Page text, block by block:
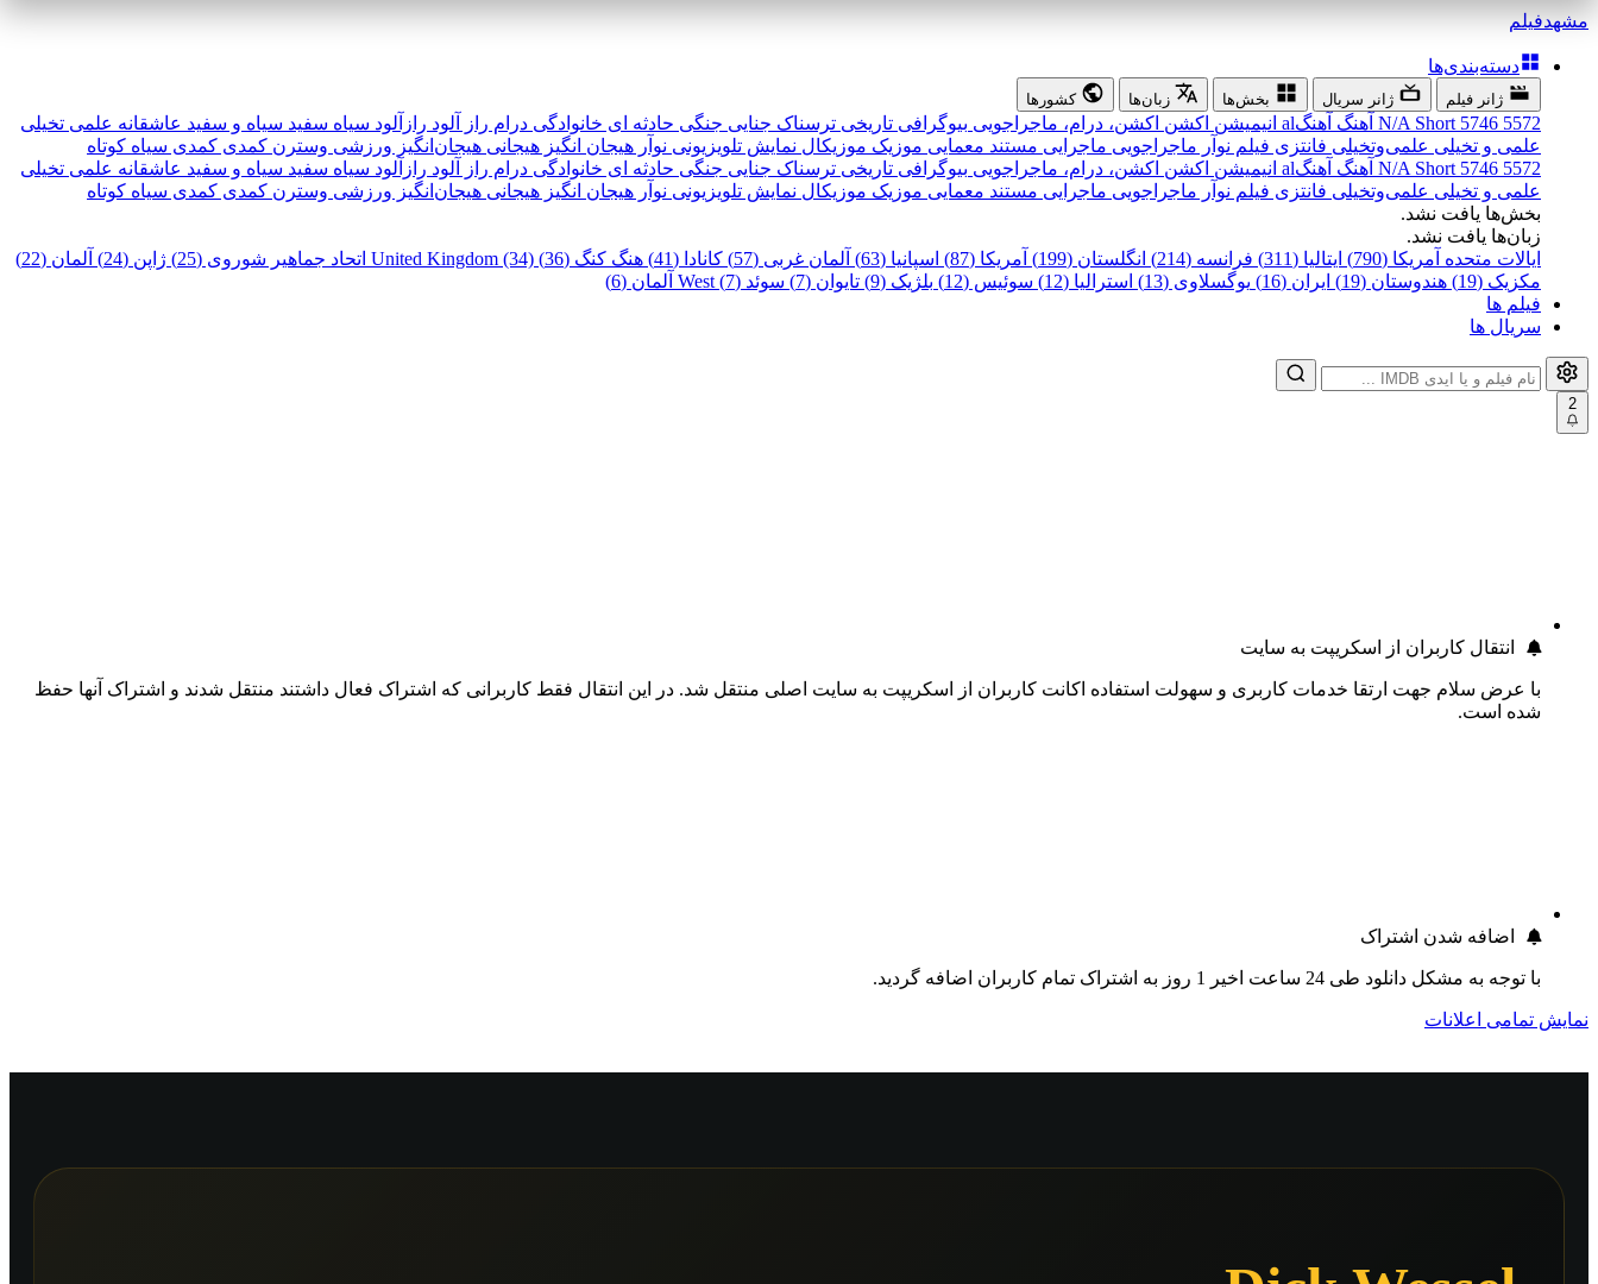
مشهدفیلم
دسته‌بندی‌ها
ژانر فیلم ژانر سریال بخش‌ها زبان‌ها کشورها
5572
5746
N/A Short آهنگ آهنگal انیمیشن اکشن اکشن، درام، ماجراجویی بیوگرافی تاریخی ترسناک جنایی جنگی حادثه ای خانوادگی درام راز آلود رازآلود سیاه سفید سیاه و سفید عاشقانه علمی تخیلی
علمی و تخیلی علمی‌و‌تخیلی فانتزی فیلم نوآر ماجراجویی ماجرایی مستند معمایی موزیک موزیکال نمایش تلویزیونی نوآر هیجان انگیز هیجانی هیجان‌انگیز ورزشی وسترن کمدی کمدی سیاه کوتاه
5572
5746
N/A Short آهنگ آهنگal انیمیشن اکشن اکشن، درام، ماجراجویی بیوگرافی تاریخی ترسناک جنایی جنگی حادثه ای خانوادگی درام راز آلود رازآلود سیاه سفید سیاه و سفید عاشقانه علمی تخیلی
علمی و تخیلی علمی‌و‌تخیلی فانتزی فیلم نوآر ماجراجویی ماجرایی مستند معمایی موزیک موزیکال نمایش تلویزیونی نوآر هیجان انگیز هیجانی هیجان‌انگیز ورزشی وسترن کمدی کمدی سیاه کوتاه
بخش‌ها یافت نشد.
زبان‌ها یافت نشد.
ایالات متحده آمریکا (790)
ایتالیا (311) فرانسه (214) انگلستان (199) آمریکا (87) اسپانیا (63) آلمان غربی (57) کانادا (41) هنگ کنگ (36) United Kingdom (34) اتحاد جماهیر شوروی (25) ژاپن (24)
آلمان (22)
مکزیک (19)
هندوستان (19) ایران (16) یوگسلاوی (13) استرالیا (12) سوئیس (12) بلژیک (9) تایوان (7) سوئد (7)
West آلمان (6)
فیلم ها
سریال ها
2
انتقال کاربران از اسکریپت به سایت
با عرض سلام جهت ارتقا خدمات کاربری و سهولت استفاده اکانت کاربران از اسکریپت به سایت اصلی منتقل شد. در این انتقال فقط کاربرانی که اشتراک فعال داشتند منتقل شدند و اشتراک آنها حفظ
شده است.
اضافه شدن اشتراک
با توجه به مشکل دانلود طی 24 ساعت اخیر 1 روز به اشتراک تمام کاربران اضافه گردید.
نمایش تمامی اعلانات